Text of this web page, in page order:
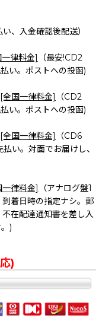
、入金確認後配送）
律料金]
（最安!CD2
い。ポストへの投函)
[全国一律料金]
（CD2
い。ポストへの投函)
[全国一律料金]
（CD6
い。対面でお届けし、
一律料金]
（アナログ盤1
着日時の指定ナシ。郵
在配達通知書を差し入
)
)